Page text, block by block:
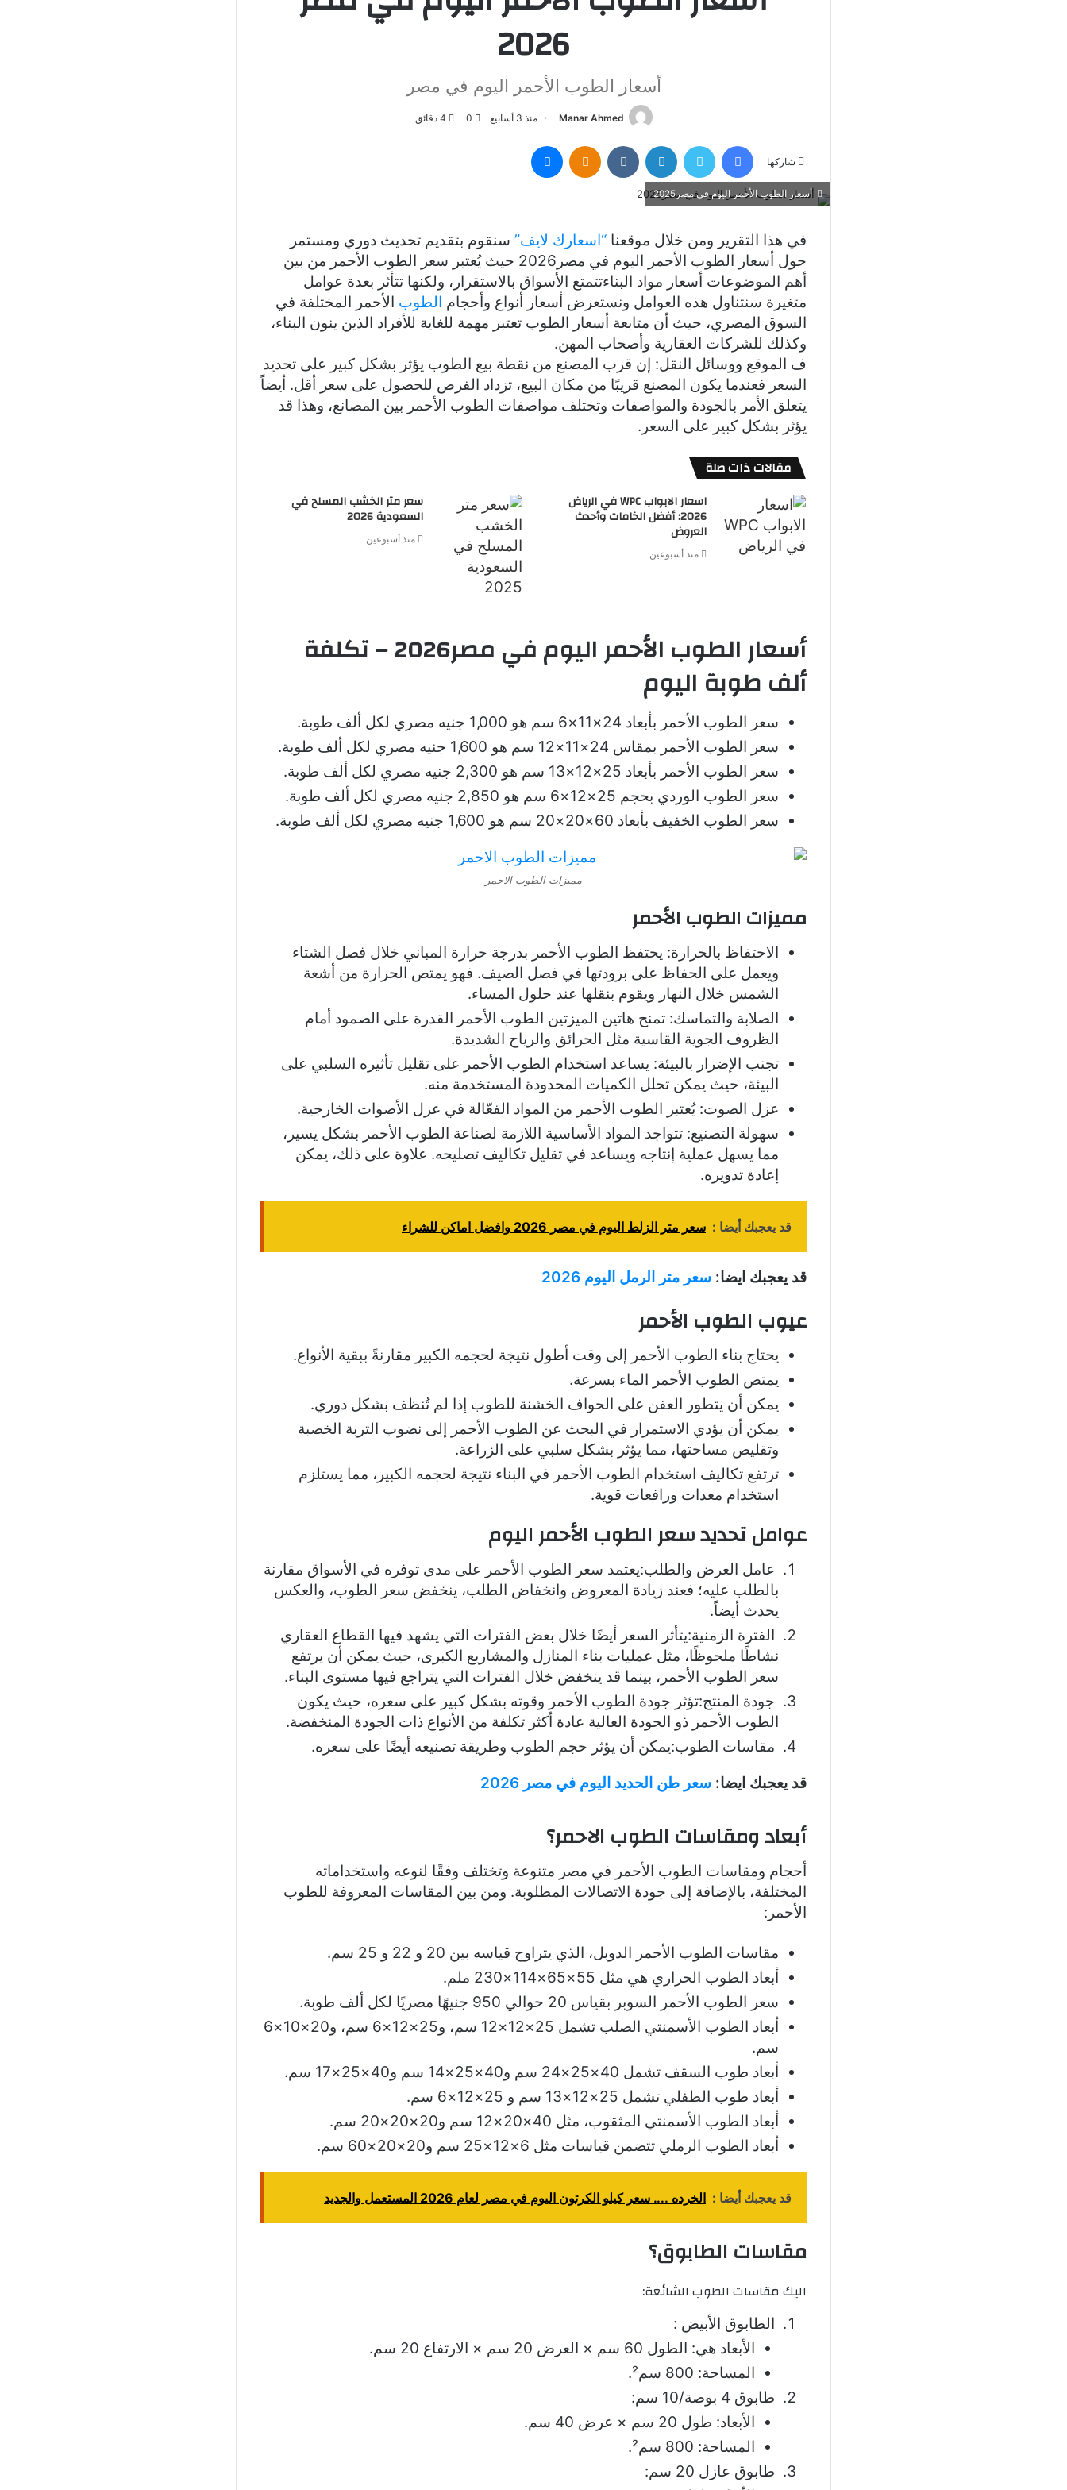
2026
أسعار الطوب الأحمر اليوم في مصر
Manar Ahmed منذ 3 أسابيع 0
شاركها
فيسبوك تويتر لينكدإن Odnoklassniki
أسعار الطوب الأحمر اليوم في مصر2025
في هذا التقرير ومن خلال موقعنا “اسعارك لايف” سنقوم بتقديم تحديث دوري ومستمر
حول أسعار الطوب الأحمر اليوم في مصر2026 حيث يُعتبر سعر الطوب الأحمر من بين
أهم الموضوعات أسعار مواد البناءتتمتع الأسواق بالاستقرار، ولكنها تتأثر بعدة عوامل
متغيرة سنتناول هذه العوامل ونستعرض أسعار أنواع وأحجام الطوب الأحمر المختلفة في
السوق المصري، حيث أن متابعة أسعار الطوب تعتبر مهمة للغاية للأفراد الذين ينون البناء،
وكذلك للشركات العقارية وأصحاب المهن.
ف الموقع ووسائل النقل: إن قرب المصنع من نقطة بيع الطوب يؤثر بشكل كبير على تحديد
السعر فعندما يكون المصنع قريبًا من مكان البيع، تزداد الفرص للحصول على سعر أقل. أيضاً
يتعلق الأمر بالجودة والمواصفات وتختلف مواصفات الطوب الأحمر بين المصانع، وهذا قد
يؤثر بشكل كبير على السعر.
مقالات ذات صلة
اسعار الابواب WPC في الرياض
2026: أفضل الخامات وأحدث
العروض
منذ أسبوعين
سعر متر الخشب المسلح في
السعودية 2026
منذ أسبوعين
أسعار الطوب الأحمر اليوم في مصر2026 – تكلفة
ألف طوبة اليوم
سعر الطوب الأحمر بأبعاد 24×11×6 سم هو 1,000 جنيه مصري لكل ألف طوبة.
سعر الطوب الأحمر بمقاس 24×11×12 سم هو 1,600 جنيه مصري لكل ألف طوبة.
سعر الطوب الأحمر بأبعاد 25×12×13 سم هو 2,300 جنيه مصري لكل ألف طوبة.
سعر الطوب الوردي بحجم 25×12×6 سم هو 2,850 جنيه مصري لكل ألف طوبة.
سعر الطوب الخفيف بأبعاد 60×20×20 سم هو 1,600 جنيه مصري لكل ألف طوبة.
مميزات الطوب الاحمر
مميزات الطوب الأحمر
الاحتفاظ بالحرارة: يحتفظ الطوب الأحمر بدرجة حرارة المباني خلال فصل الشتاء
ويعمل على الحفاظ على برودتها في فصل الصيف. فهو يمتص الحرارة من أشعة
الشمس خلال النهار ويقوم بنقلها عند حلول المساء.
الصلابة والتماسك: تمنح هاتين الميزتين الطوب الأحمر القدرة على الصمود أمام
الظروف الجوية القاسية مثل الحرائق والرياح الشديدة.
تجنب الإضرار بالبيئة: يساعد استخدام الطوب الأحمر على تقليل تأثيره السلبي على
البيئة، حيث يمكن تحلل الكميات المحدودة المستخدمة منه.
عزل الصوت: يُعتبر الطوب الأحمر من المواد الفعّالة في عزل الأصوات الخارجية.
سهولة التصنيع: تتواجد المواد الأساسية اللازمة لصناعة الطوب الأحمر بشكل يسير،
مما يسهل عملية إنتاجه ويساعد في تقليل تكاليف تصليحه. علاوة على ذلك، يمكن
إعادة تدويره.
قد يعجبك أيضا : سعر متر الزلط اليوم في مصر 2026 وافضل اماكن للشراء
قد يعجبك ايضا: سعر متر الرمل اليوم 2026
عيوب الطوب الأحمر
يحتاج بناء الطوب الأحمر إلى وقت أطول نتيجة لحجمه الكبير مقارنةً ببقية الأنواع.
يمتص الطوب الأحمر الماء بسرعة.
يمكن أن يتطور العفن على الحواف الخشنة للطوب إذا لم تُنظف بشكل دوري.
يمكن أن يؤدي الاستمرار في البحث عن الطوب الأحمر إلى نضوب التربة الخصبة
وتقليص مساحتها، مما يؤثر بشكل سلبي على الزراعة.
ترتفع تكاليف استخدام الطوب الأحمر في البناء نتيجة لحجمه الكبير، مما يستلزم
استخدام معدات ورافعات قوية.
عوامل تحديد سعر الطوب الأحمر اليوم
عامل العرض والطلب:يعتمد سعر الطوب الأحمر على مدى توفره في الأسواق مقارنة
بالطلب عليه؛ فعند زيادة المعروض وانخفاض الطلب، ينخفض سعر الطوب، والعكس
يحدث أيضاً.
الفترة الزمنية:يتأثر السعر أيضًا خلال بعض الفترات التي يشهد فيها القطاع العقاري
نشاطًا ملحوظًا، مثل عمليات بناء المنازل والمشاريع الكبرى، حيث يمكن أن يرتفع
سعر الطوب الأحمر، بينما قد ينخفض خلال الفترات التي يتراجع فيها مستوى البناء.
جودة المنتج:تؤثر جودة الطوب الأحمر وقوته بشكل كبير على سعره، حيث يكون
الطوب الأحمر ذو الجودة العالية عادة أكثر تكلفة من الأنواع ذات الجودة المنخفضة.
مقاسات الطوب:يمكن أن يؤثر حجم الطوب وطريقة تصنيعه أيضًا على سعره.
قد يعجبك ايضا: سعر طن الحديد اليوم في مصر 2026
أبعاد ومقاسات الطوب الاحمر؟
أحجام ومقاسات الطوب الأحمر في مصر متنوعة وتختلف وفقًا لنوعه واستخداماته
المختلفة، بالإضافة إلى جودة الاتصالات المطلوبة. ومن بين المقاسات المعروفة للطوب
الأحمر:
مقاسات الطوب الأحمر الدوبل، الذي يتراوح قياسه بين 20 و 22 و 25 سم.
أبعاد الطوب الحراري هي مثل 55×65×114×230 ملم.
سعر الطوب الأحمر السوبر بقياس 20 حوالي 950 جنيهًا مصريًا لكل ألف طوبة.
أبعاد الطوب الأسمنتي الصلب تشمل 25×12×12 سم، و25×12×6 سم، و20×10×6
سم.
أبعاد طوب السقف تشمل 40×25×24 سم و40×25×14 سم و40×25×17 سم.
أبعاد طوب الطفلي تشمل 25×12×13 سم و 25×12×6 سم.
أبعاد الطوب الأسمنتي المثقوب، مثل 40×20×12 سم و20×20×20 سم.
أبعاد الطوب الرملي تتضمن قياسات مثل 6×12×25 سم و20×20×60 سم.
قد يعجبك أيضا : الخرده .... سعر كيلو الكرتون اليوم في مصر لعام 2026 المستعمل والجديد
مقاسات الطابوق؟
اليك مقاسات الطوب الشائعة:
الطابوق الأبيض :
الأبعاد هي: الطول 60 سم × العرض 20 سم × الارتفاع 20 سم.
المساحة: 800 سم².
طابوق 4 بوصة/10 سم:
الأبعاد: طول 20 سم × عرض 40 سم.
المساحة: 800 سم².
طابوق عازل 20 سم: